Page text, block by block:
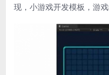
现，小游戏开发模板，游